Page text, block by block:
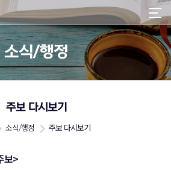
소식/행정
주보 다시보기
소식/행정 주보 다시보기
보>